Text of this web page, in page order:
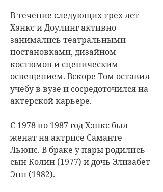
В течение следующих трех лет
Хэнкс и Доулинг активно
занимались театральными
постановками, дизайном
костюмов и сценическим
освещением. Вскоре Том оставил
учебу в вузе и сосредоточился на
актерской карьере.
С 1978 по 1987 год Хэнкс был
женат на актрисе Саманте
Льюис. В браке у пары родились
сын Колин (1977) и дочь Элизабет
Энн (1982).